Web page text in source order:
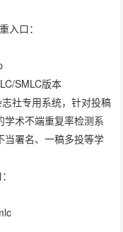
入口：
SMLC版本
社专用系统，针对投稿
学术不端重复率检测系
当署名、一稿多投等学